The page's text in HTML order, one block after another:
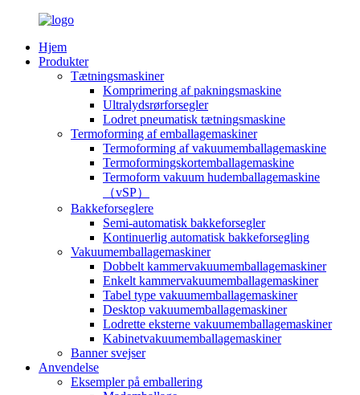
Hjem
Produkter
Tætningsmaskiner
Komprimering af pakningsmaskine
Ultralydsrørforsegler
Lodret pneumatisk tætningsmaskine
Termoforming af emballagemaskiner
Termoforming af vakuumemballagemaskine
Termoformingskortemballagemaskine
Termoform vakuum hudemballagemaskine
（vSP）
Bakkeforseglere
Semi-automatisk bakkeforsegler
Kontinuerlig automatisk bakkeforsegling
Vakuumemballagemaskiner
Dobbelt kammervakuumemballagemaskiner
Enkelt kammervakuumemballagemaskiner
Tabel type vakuumemballagemaskiner
Desktop vakuumemballagemaskiner
Lodrette eksterne vakuumemballagemaskiner
Kabinetvakuumemballagemaskiner
Banner svejser
Anvendelse
Eksempler på emballering